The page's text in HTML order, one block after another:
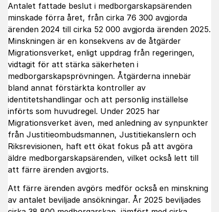
Antalet fattade beslut i medborgarskapsärenden
minskade förra året, från cirka 76 300 avgjorda
ärenden 2024 till cirka 52 000 avgjorda ärenden 2025.
Minskningen är en konsekvens av de åtgärder
Migrationsverket, enligt uppdrag från regeringen,
vidtagit för att stärka säkerheten i
medborgarskapsprövningen. Åtgärderna innebär
bland annat förstärkta kontroller av
identitetshandlingar och att personlig inställelse
införts som huvudregel. Under 2025 har
Migrationsverket även, med anledning av synpunkter
från Justitieombudsmannen, Justitiekanslern och
Riksrevisionen, haft ett ökat fokus på att avgöra
äldre medborgarskapsärenden, vilket också lett till
att färre ärenden avgjorts.
Att färre ärenden avgörs medför också en minskning
av antalet beviljade ansökningar. År 2025 beviljades